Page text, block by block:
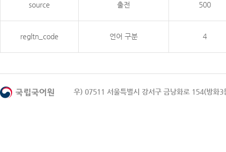
source 출전 500
regltn_code 언어 구분 4
우) 07511 서울특별시 강서구 금낭화로 154(방화3